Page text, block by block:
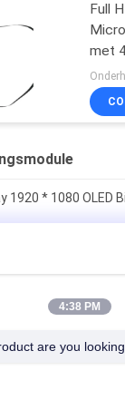
Full
met
AR/
1920 * 1080 OLED
Micro- van het 0,7
voor
van de duim
4:38 PM
are you